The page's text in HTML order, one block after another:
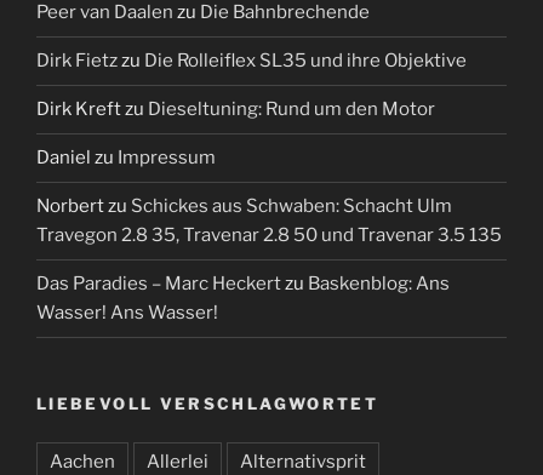
Peer van Daalen zu Die Bahnbrechende
Dirk Fietzzu Die Rolleiflex SL35 und ihre Objektive
Dirk Kreftzu Dieseltuning: Rund um den Motor
Daniel zu Impressum
Norbertzu Schickes aus Schwaben: Schacht Ulm
Travegon 2.8 35, Travenar 2.8 50 und Travenar 3.5 135
Das Paradies – Marc Heckertzu Baskenblog: Ans
Wasser! Ans Wasser!
LIEBEVOLL VERSCHLAGWORTET
Aachen Allerlei Alternativsprit